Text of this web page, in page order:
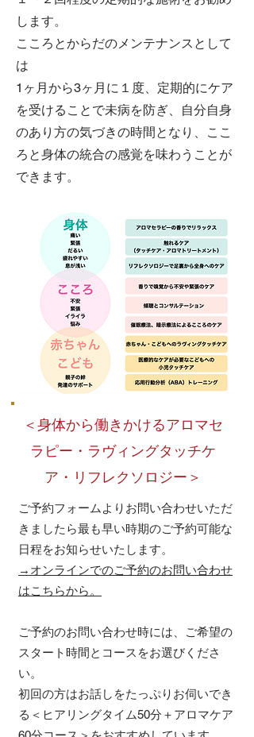
します。
こころとからだのメンテナンスとして
は
1ヶ月から3ヶ月に１度、定期的にケア
を受けることで未病を防ぎ、自分自身
のあり方の気づきの時間となり、ここ
ろと身体の統合の感覚を味わうことが
でき ます。
＜身体から働きかけるアロマセ
ラピー・ラヴィングタッチケ
ア・リフレクソロジー ＞
ご予約フォームよりお問い合わせいただ
きましたら最も早い時期のご予約可能な
日程をお知らせいたします。
→オンラインでのご予約のお問い合わせ
はこちらから。
ご予約のお問い合わせ時には、ご希望の
スタート時間とコースをお選びくださ
い。
初回の方はお話しをたっぷりお伺いでき
る＜ヒアリングタイム50分＋アロマケア